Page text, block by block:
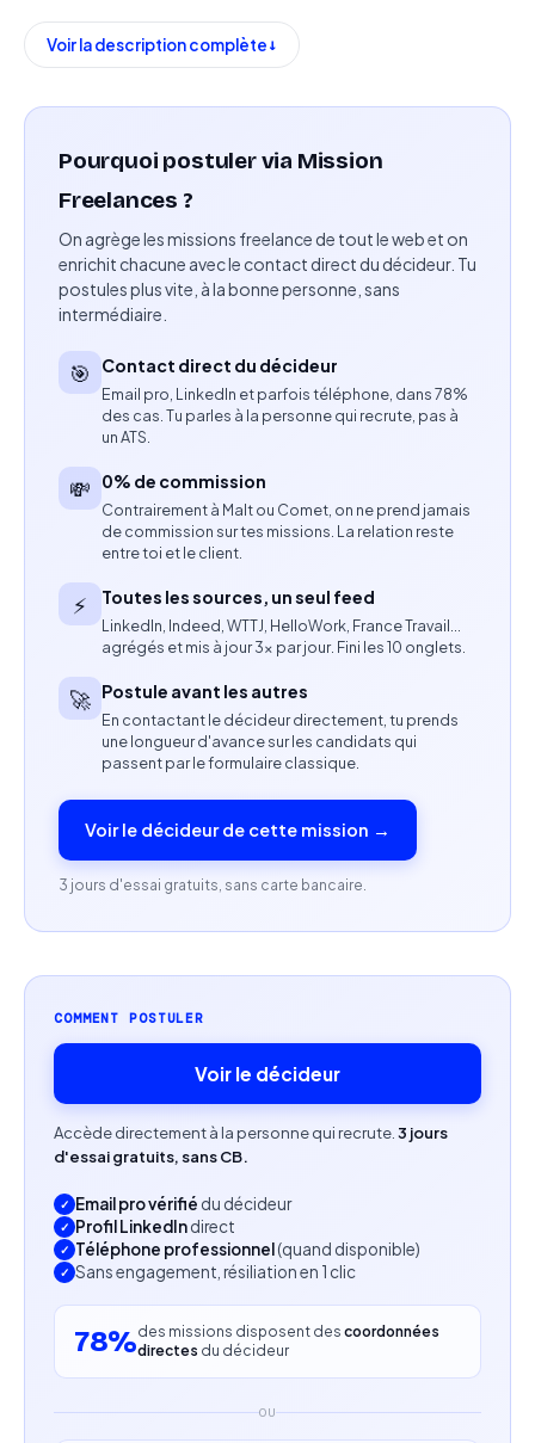
Relire et optimiser des textes de campagnes
marketing et publicitaires.
Corriger des brochures et supports de
Relire et améliorer des contenus web.
Intervenir ponctuellement sur d’autres supports
marketing.
cohérence des contenus.
Compétences attendues
Maîtrise parfaite du français écrit, de
l’orthographe, de la grammaire et du style
rédactionnel.
Capacité à adapter et optimiser des contenus
marketing.
Aptitude à rendre des textes commerciaux
naturels, fluides et convaincants.
Autonomie dans l’organisation du travail.
Réactivité et aisance dans les échanges avec les
équipes.
Expérience en rédaction, correction ou relecture
de contenus marketing.
Affinité avec les secteurs de la physiothérapie ou
de l’ostéopathie.
différents types de supports.
Personne autonome et rigoureuse.
Voir la description complète
Pourquoi postuler via Mission
Freelances ?
On agrège les missions freelance de tout le web et on
enrichit chacune avec le contact direct du décideur. Tu
postules plus vite, à la bonne personne, sans
intermédiaire.
🎯 Contact direct du décideur
Email pro, LinkedIn et parfois téléphone, dans 78%
des cas. Tu parles à la personne qui recrute, pas à
un ATS.
💸 0% de commission
Contrairement à Malt ou Comet, on ne prend jamais
de commission sur tes missions. La relation reste
entre toi et le client.
⚡ Toutes les sources, un seul feed
LinkedIn, Indeed, WTTJ, HelloWork, France Travail…
agrégés et mis à jour 3× par jour. Fini les 10 onglets.
🚀 Postule avant les autres
En contactant le décideur directement, tu prends
une longueur d'avance sur les candidats qui
passent par le formulaire classique.
Voir le décideur de cette mission →
3 jours d'essai gratuits, sans carte bancaire.
COMMENT POSTULER
Voir le décideur
Accède directement à la personne qui recrute. 3 jours
d'essai gratuits, sans CB.
Email pro vérifié du décideur
Profil LinkedIndirect
Téléphone professionnel(quand disponible)
Sans engagement, résiliation en 1 clic
78%des missions disposent des coordonnées
directes du décideur
OU